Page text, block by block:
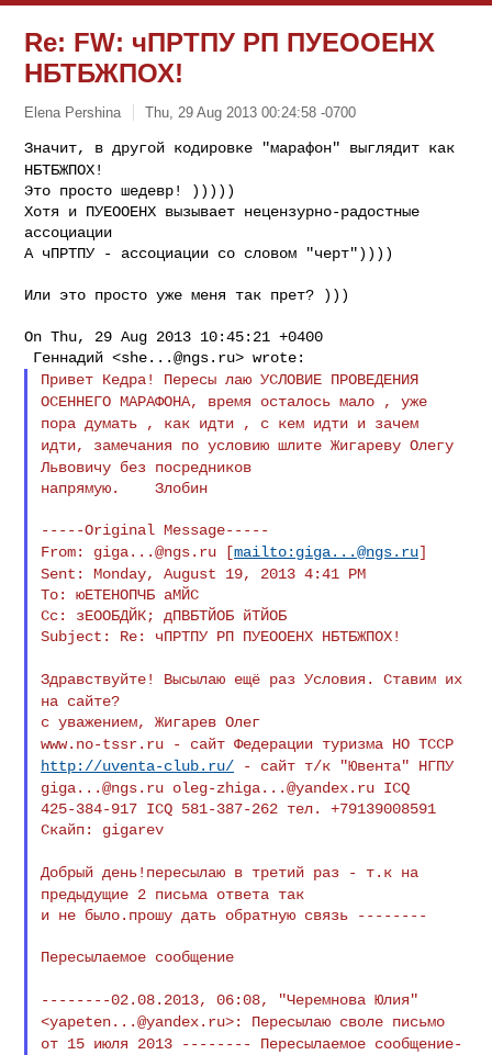
Re: FW: чПРТПУ РП ПУЕООЕНХ
НБТБЖПОХ!
Elena Pershina Thu, 29 Aug 2013 00:24:58 -0700
Значит, в другой кодировке "марафон" выглядит как
НБТБЖПОХ!
Это просто шедевр! )))))
Хотя и ПУЕООЕНХ вызывает нецензурно-радостные
ассоциации
А чПРТПУ - ассоциации со словом "черт"))))
Или это просто уже меня так прет? )))
On Thu, 29 Aug 2013 10:45:21 +0400
Геннадий <she...@ngs.ru
Привет Кедра! Пересы лаю УСЛОВИЕ ПРОВЕДЕНИЯ
ОСЕННЕГОМАРАФОНА, время осталось мало , уже
порадумать , как идти , с кем идти и зачем
идти, замечания поусловию шлите Жигареву Олегу
Львовичу без посредников
напрямую.    Злобин
From: giga...@ngs.ru [mailto: giga...@ngs.ru]
Sent: Monday, August 19, 2013 4:41 PM
To: юЕТЕНОПЧБ аМЙС
Cc: зЕООБДЙК; дПВБТЙОБ йТЙОБ
Subject: Re: чПРТПУ РП ПУЕООЕНХ НБТБЖПОХ!
Здравствуйте! Высылаю ещё раз Условия. Ставим их
на сайте?
www.no-tssr.ru - сайт Федерации туризма НО ТССР
http://uventa-club.ru/ - сайт т/к "Ювента" НГПУ
giga...@ngs.ru oleg-zhiga...@yandex.ru ICQ
425-384-917 ICQ 581-387-262 тел. +79139008591
Скайп: gigarev
Добрый день!пересылаю в третий раз - т.к на
предыдущие 2 письма ответа так
и не было.прошу дать обратную связь --------
Пересылаемое сообщение
--------02.08.2013, 06:08, "Черемнова Юлия"
<yapeten...@yandex.ru>: Пересылаю своле письмо
от 15 июля 2013 -------- Пересылаемое сообщение-